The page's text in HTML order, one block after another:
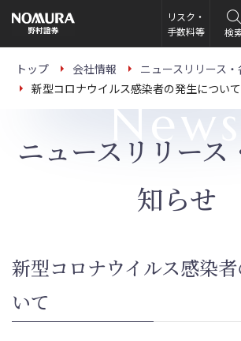
の
ー
リスク・
手数料等
検
トップ 会社情報
ニュースリリース
新型コロナウイルス感染者の発生について
ニュースリリース
知らせ
新型コロナウイルス感染
いて